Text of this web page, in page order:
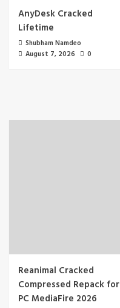
AnyDesk Cracked
Lifetime
Shubham Namdeo
August 7, 2026
0
Reanimal Cracked
Compressed Repack for
PC MediaFire 2026